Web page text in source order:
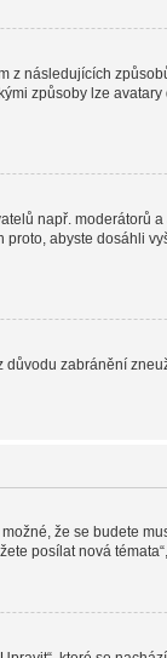
z následujících
způsoby lze
např. moderátorů
abyste dosáhli
zabránění
že se budete
posílat nová